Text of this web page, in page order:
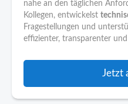
nahe an den täglichen
Kollegen, entwickelst
Fragestellungen und
effizienter, transparenter
Jetzt